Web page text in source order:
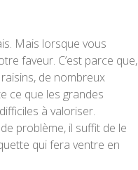
Mais lorsque vous
faveur. C’est parce que,
de nombreux
ce que les grandes
à valoriser.
problème, il suffit de le
qui fera ventre en